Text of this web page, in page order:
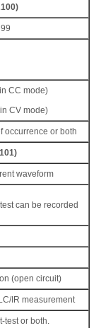
CC mode)
CV mode)
occurrence or both
waveform
can be recorded
(open circuit)
IR measurement
test or both.